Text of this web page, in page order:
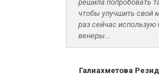
решила попробовать
чтобы улучшить свой
раз сейчас использую
венеры...
Галиахметова